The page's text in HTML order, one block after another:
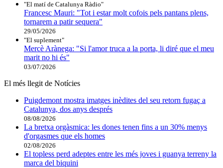
"El matí de Catalunya Ràdio"
Francesc Mauri: "Tot i estar molt cofois pels pantans plens,
tornarem a patir sequera"
29/05/2026
"El suplement"
Mercè Arànega: "Si l'amor truca a la porta, li diré que el meu
marit no hi és"
03/07/2026
El més llegit de Notícies
Puigdemont mostra imatges inèdites del seu retorn fugaç a
Catalunya, dos anys després
08/08/2026
La bretxa orgàsmica: les dones tenen fins a un 30% menys
d'orgasmes que els homes
02/08/2026
El topless perd adeptes entre les més joves i guanya terreny la
marca del biquini